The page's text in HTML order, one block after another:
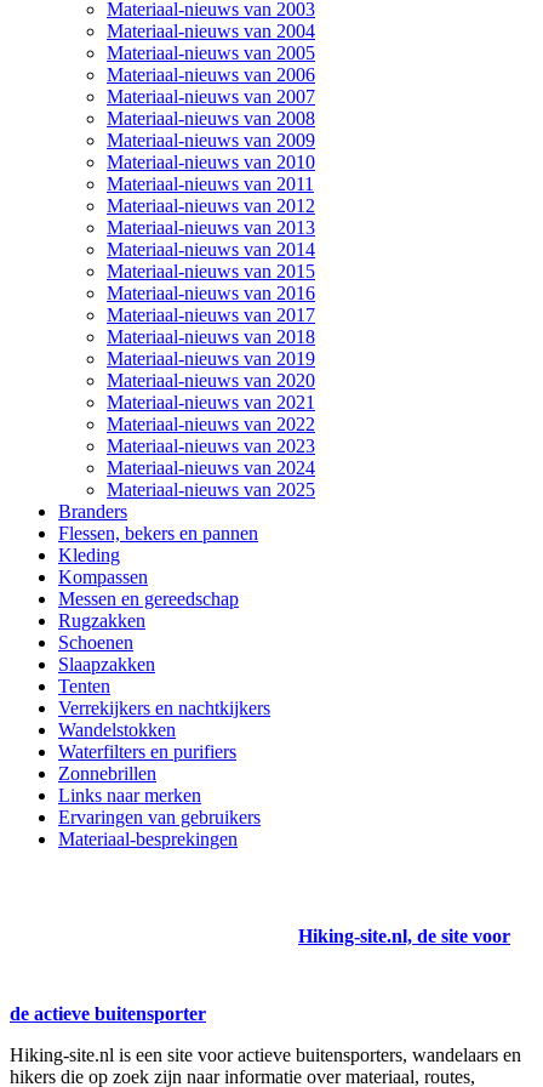
Materiaal-nieuws van 2003
Materiaal-nieuws van 2004
Materiaal-nieuws van 2005
Materiaal-nieuws van 2006
Materiaal-nieuws van 2007
Materiaal-nieuws van 2008
Materiaal-nieuws van 2009
Materiaal-nieuws van 2010
Materiaal-nieuws van 2011
Materiaal-nieuws van 2012
Materiaal-nieuws van 2013
Materiaal-nieuws van 2014
Materiaal-nieuws van 2015
Materiaal-nieuws van 2016
Materiaal-nieuws van 2017
Materiaal-nieuws van 2018
Materiaal-nieuws van 2019
Materiaal-nieuws van 2020
Materiaal-nieuws van 2021
Materiaal-nieuws van 2022
Materiaal-nieuws van 2023
Materiaal-nieuws van 2024
Materiaal-nieuws van 2025
Branders
Flessen, bekers en pannen
Kleding
Kompassen
Messen en gereedschap
Rugzakken
Schoenen
Slaapzakken
Tenten
Verrekijkers en nachtkijkers
Wandelstokken
Waterfilters en purifiers
Zonnebrillen
Links naar merken
Ervaringen van gebruikers
Materiaal-besprekingen
Hiking-site.nl, de site voor
de actieve buitensporter
Hiking-site.nl is een site voor actieve buitensporters, wandelaars en
hikers die op zoek zijn naar informatie over materiaal, routes,